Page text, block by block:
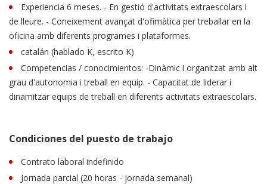
Experiencia 6 meses. - En gestió d'activitats extraescolars i
de lleure. - Coneixement avançat d'ofimàtica per treballar en la
oficina amb diferents programes i plataformes.
catalán (hablado K, escrito K)
Competencias / conocimientos: -Dinàmic i organitzat amb alt
grau d'autonomia i treball en equip. - Capacitat de liderar i
dinamitzar equips de treball en diferents activitats extraescolars.
Condiciones del puesto de trabajo
Contrato laboral indefinido
Jornada parcial (20 horas - jornada semanal)